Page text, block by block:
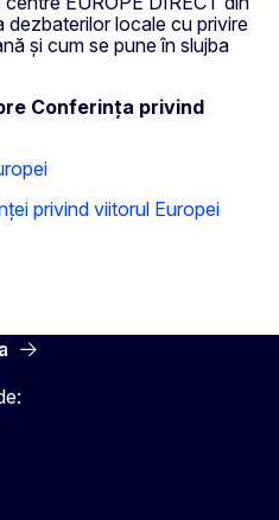
dezbaterilor locale cu privire
și cum se pune în slujba
Conferinţa privind
privind viitorul Europei